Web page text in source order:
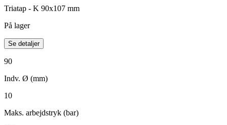
Triatap - K 90x107 mm
På lager
Se detaljer
90
Indv. Ø (mm)
10
Maks. arbejdstryk (bar)